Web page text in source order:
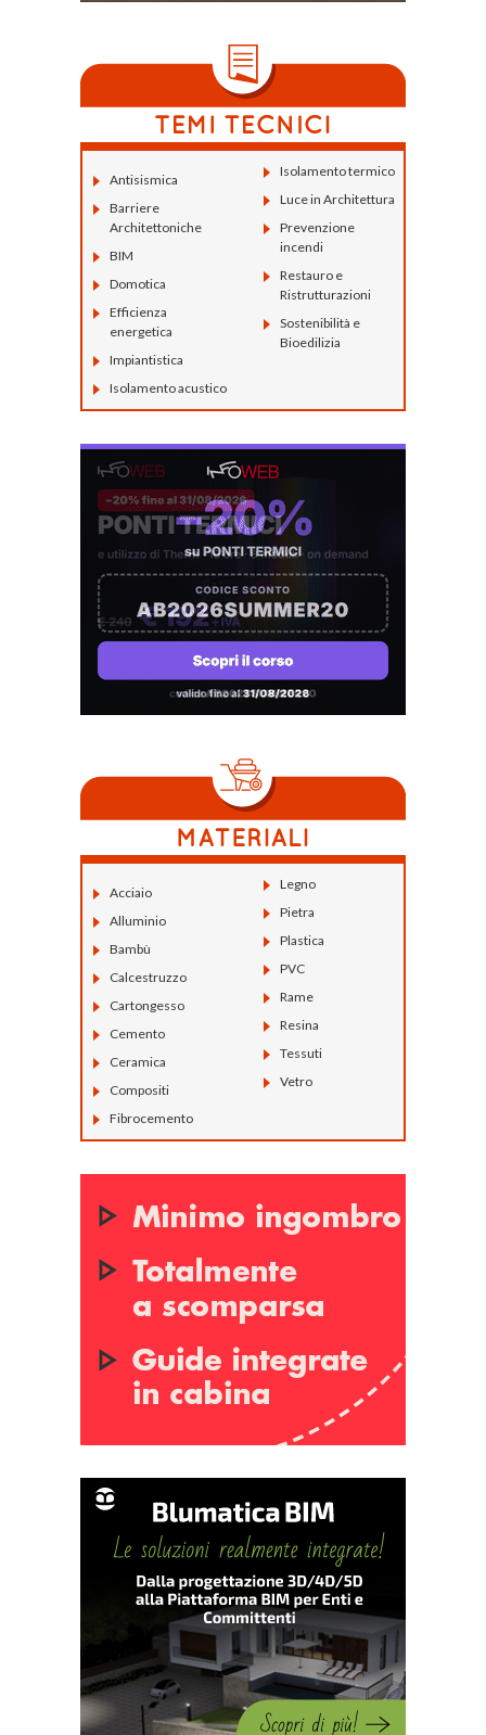
Antisismica
Barriere
Architettoniche
BIM
Domotica
Efficienza
energetica
Impiantistica
Isolamento acustico
Isolamento termico
Luce in Architettura
Prevenzione
incendi
Restauro e
Ristrutturazioni
Sostenibilità e
Bioedilizia
Acciaio
Alluminio
Bambù
Calcestruzzo
Cartongesso
Cemento
Ceramica
Compositi
Fibrocemento
Legno
Pietra
Plastica
PVC
Rame
Resina
Tessuti
Vetro